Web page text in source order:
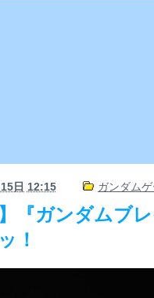
日 12:15 ガンダム
】『ガンダムブ
！